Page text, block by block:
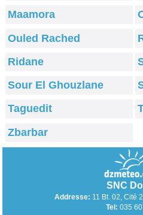
Maamora
Ouled Rached
Ridane
Sour El Ghouzlane
Taguedit
Zbarbar
SNC
Addresse: 11 Bt. 02, Cité
Tel: 035